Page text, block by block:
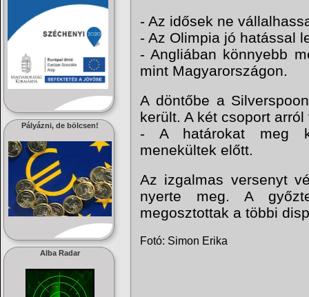
Pályázni, de bölcsen!
Alba Radar
- Az idősek ne
- Az Olimpia jó hatással
- Angliában könnyebb
mint Magyarországon.
A döntőbe a
került. A két csoport
- A határokat meg
menekültek előtt.
Az izgalmas versenyt
nyerte meg. A
megosztottak a többi
Fotó: Simon Erika